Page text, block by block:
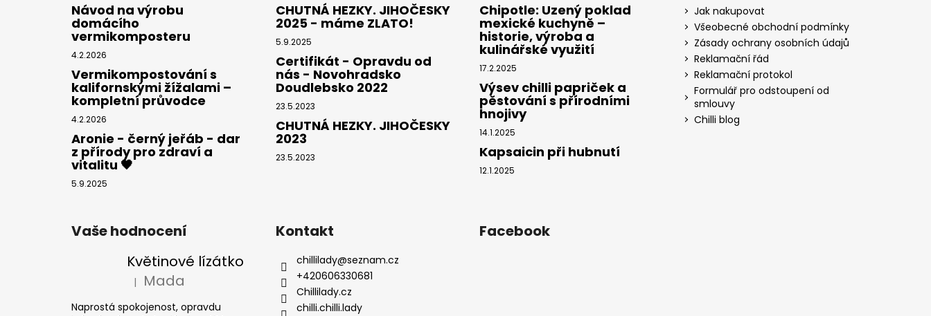
Návod na výrobu
domácího
vermikomposteru
4.2.2026
Vermikompostování s
kalifornskými žížalami –
kompletní průvodce
4.2.2026
Aronie - černý jeřáb - dar
z přírody pro zdraví a
vitalitu 🖤
5.9.2025
CHUTNÁ HEZKY. JIHOČESKY
2025 - máme ZLATO!
5.9.2025
Certifikát - Opravdu od
nás - Novohradsko
Doudlebsko 2022
23.5.2023
CHUTNÁ HEZKY. JIHOČESKY
2023
23.5.2023
Chipotle: Uzený poklad
mexické kuchyně –
historie, výroba a
kulinářské využití
17.2.2025
Výsev chilli papriček a
pěstování s přírodními
hnojivy
14.1.2025
Kapsaicin při hubnutí
12.1.2025
Jak nakupovat
Všeobecné obchodní podmínky
Zásady ochrany osobních údajů
Reklamační řád
Reklamační protokol
Formulář pro odstoupení od
smlouvy
Chilli blog
Vaše hodnocení
Květinové lízátko
Hodnocení produktu je 5 z 5 hvězdiček.
| Mada
Naprostá spokojenost, opravdu
Kontakt
chillilady@seznam.cz
+420606330681
Chillilady.cz
chilli.chilli.lady
Facebook